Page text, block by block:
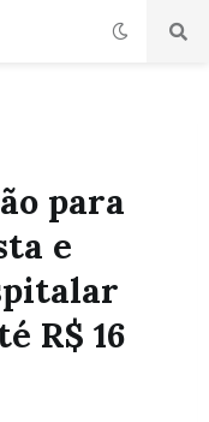
para
e
R$ 16